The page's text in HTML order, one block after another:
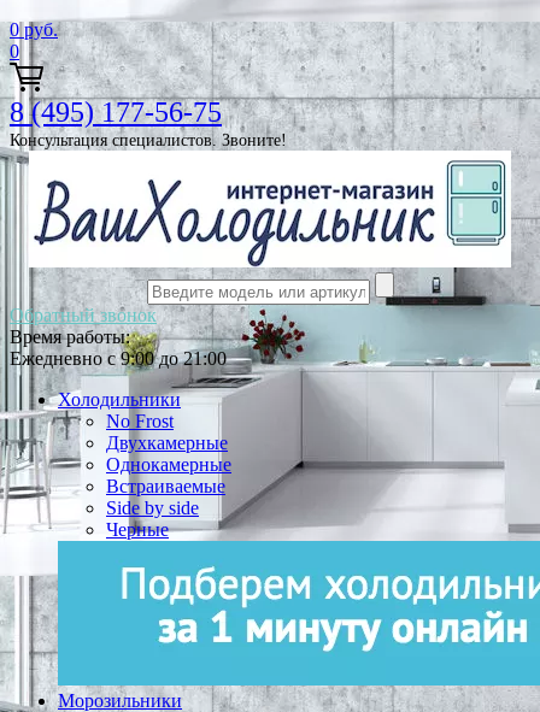
0 руб.
0
8 (495) 177-56-75
Консультация специалистов. Звоните!
Обратный звонок
Время работы:
Ежедневно с 9:00 до 21:00
Холодильники
No Frost
Двухкамерные
Однокамерные
Встраиваемые
Side by side
Черные
Морозильники